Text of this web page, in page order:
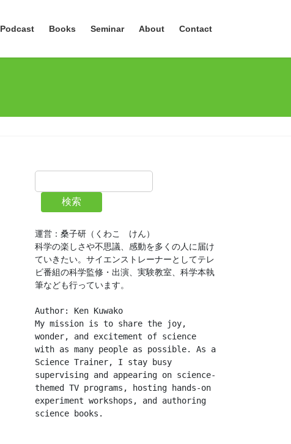
Podcast Books Seminar About Contact
検索
運営：桑子研（くわこ　けん）
科学の楽しさや不思議、感動を多くの人に届け
ていきたい。サイエンストレーナーとしてテレ
ビ番組の科学監修・出演、実験教室、科学本執
筆なども行っています。
Author: Ken Kuwako
My mission is to share the joy,
wonder, and excitement of science
with as many people as possible. As a
Science Trainer, I stay busy
supervising and appearing on science-
themed TV programs, hosting hands-on
experiment workshops, and authoring
science books.